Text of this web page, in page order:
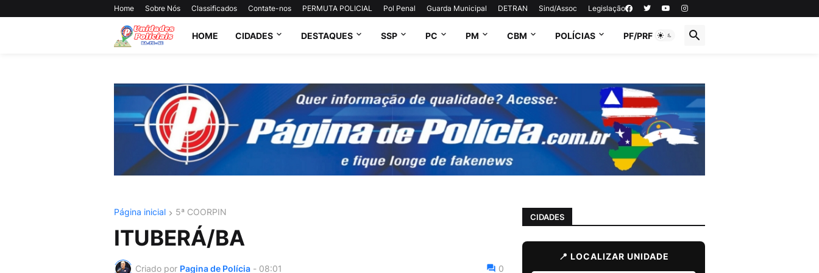
Home Sobre Nós Classificados Contate-nos PERMUTA POLICIAL Pol Penal Guarda Municipal DETRAN Sind/Assoc Legislação
HOME CIDADES DESTAQUES SSP PC PM CBM POLÍCIAS PF/PRF
Página inicial 5ª COORPIN
ITUBERÁ/BA
Criado por Pagina de Polícia - 08:01 0
CIDADES
📍 LOCALIZAR UNIDADE